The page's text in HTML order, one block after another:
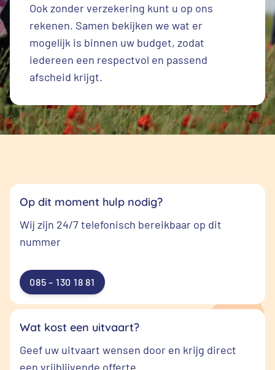
Ook zonder verzekering kunt u op ons
rekenen. Samen bekijken we wat er
mogelijk is binnen uw budget, zodat
iedereen een respectvol en passend
afscheid krijgt.
Op dit moment hulp nodig?
Wij zijn 24/7 telefonisch bereikbaar op dit
nummer
085 – 130 18 81
Wat kost een uitvaart?
Geef uw uitvaart wensen door en krijg direct
een vrijblijvende offerte.